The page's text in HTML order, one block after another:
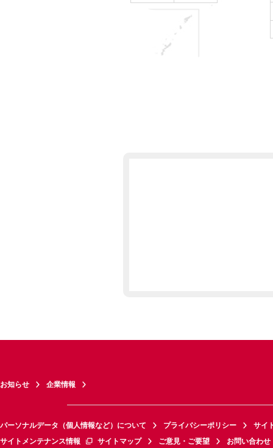
お知らせ 企業情報
パーソナルデータ（個人情報など）について プライバシーポリシー
サイ
サイトメンテナンス情報
サイトマップ ご意見・ご要望 お問い合わせ